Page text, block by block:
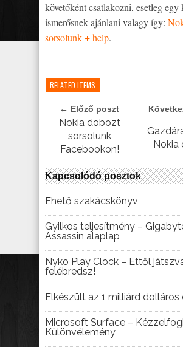
követőként csatlakozni, esetleg egy
ismerősnek ajánlani valagy így:
sorsolunk + help.
RELATED ITEMS
← Előző poszt
Nokia dobozt
sorsolunk
Facebookon!
Nokia
Kapcsolódó posztok
Ehető szakácskönyv
Gyilkos teljesítmény –
Assassin alaplap
Nyko Play Clock – Ettől
felébredsz!
Elkészült az 1 milliárd
Microsoft Surface –
Különvélemény